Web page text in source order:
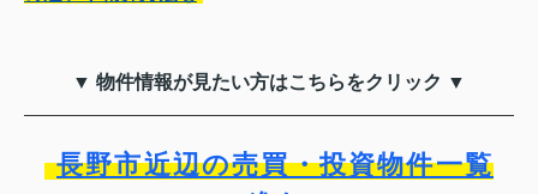
▼ 物件情報が見たい方はこちらをクリック ▼
長野市近辺の売買・投資物件一覧